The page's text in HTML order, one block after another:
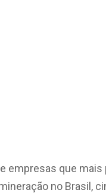
empresas que
no Brasil,